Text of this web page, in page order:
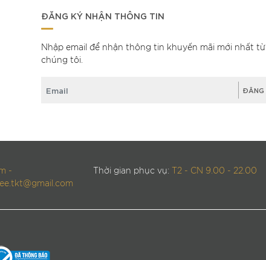
ĐĂNG KÝ NHẬN THÔNG TIN
Nhập email để nhận thông tin khuyến mãi mới nhất từ
chúng tôi.
-
Thời gian phục vụ: T2 - CN 9.00 - 22.00